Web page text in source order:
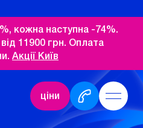
кожна наступна -74%.
11900 грн. Оплата
Акції Київ
ціни